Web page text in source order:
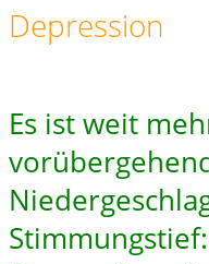
Depression
Es ist weit